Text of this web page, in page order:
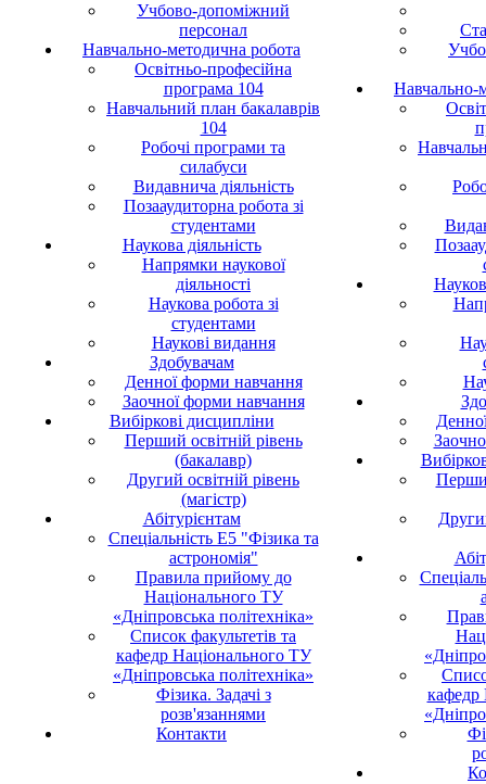
Учбово-допоміжний
персонал
Навчально-методична робота
Освітньо-професійна
програма 104
Навчальний план бакалаврів
104
Робочі програми та
силабуси
Видавнича діяльність
Позааудиторна робота зі
студентами
Наукова діяльність
Напрямки наукової
діяльності
Наукова робота зі
студентами
Наукові видання
Здобувачам
Денної форми навчання
Заочної форми навчання
Вибіркові дисципліни
Перший освітній рівень
(бакалавр)
Другий освітній рівень
(магістр)
Абітурієнтам
Спеціальність E5 "Фізика та
астрономія"
Правила прийому до
Національного ТУ
«Дніпровська політехніка»
Список факультетів та
кафедр Національного ТУ
«Дніпровська політехніка»
Фізика. Задачі з
розв'язаннями
Контакти
Навчально-
кафедр